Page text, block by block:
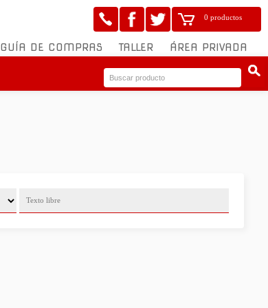
0 productos
GUÍA DE COMPRAS TALLER ÁREA PRIVADA